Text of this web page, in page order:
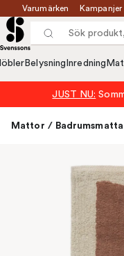
Varumärken Kampanjer
Belysning Inredning
JUST NU:
Mattor / Badrumsmatta